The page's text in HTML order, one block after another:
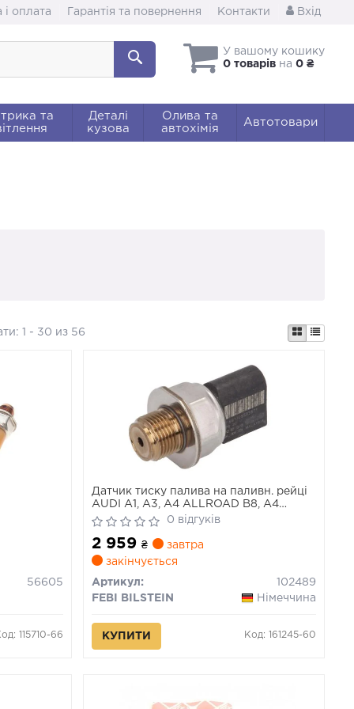
і оплата Гарантія та повернення Контакти Вхід
У вашому кошику
0 товарів на 0 ₴
та
Деталі
кузова
Олива та
автохімія
Автотовари
1 - 30 из 56
56605
115710-66
Датчик тиску палива на паливн. рейці
AUDI A1, A3, A4 ALLROAD B8, A4
ALLROAD B9, A4 B8, A4 B9, A5, A6
ALLROAD C7, A6 C7, A7, A8 D5, Q2, Q3,
Q5, Q7, TT SEAT ALHAMBRA, ATECA
0.8DH-3.0DH 09.95-
0 відгуків
2 959₴
завтра
закінчується
Артикул:
102489
FEBI BILSTEIN
Німеччина
КУПИТИ Код: 161245-60